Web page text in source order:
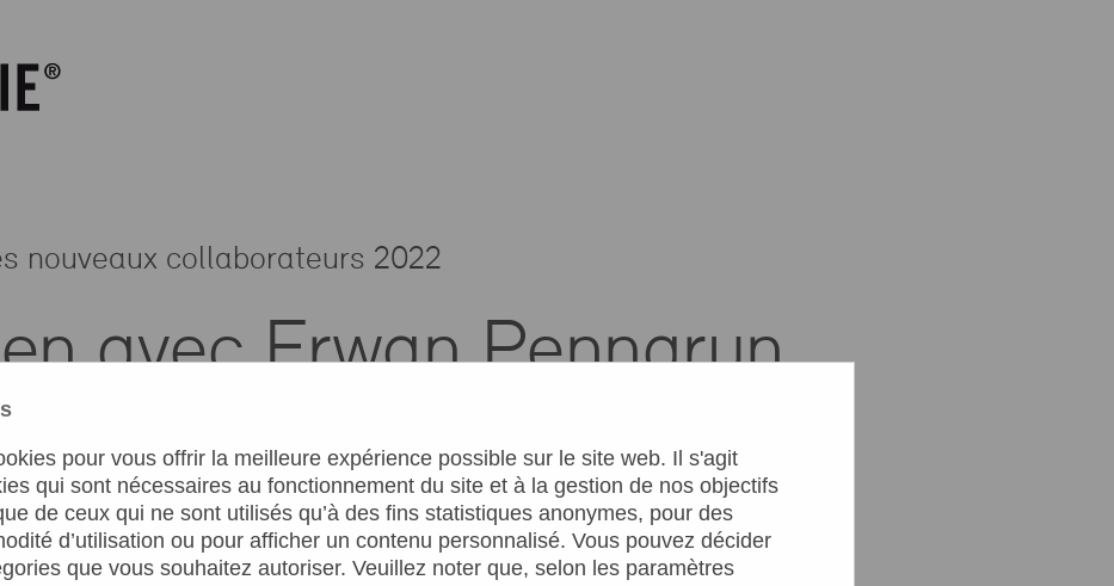
nouveaux collaborateurs 2022
avec Erwan Pennarun
pour vous offrir la meilleure expérience possible sur le site web. Il s'agit
qui sont nécessaires au fonctionnement du site et à la gestion de nos objectifs
de ceux qui ne sont utilisés qu’à des fins statistiques anonymes, pour des
d’utilisation ou pour afficher un contenu personnalisé. Vous pouvez décider
que vous souhaitez autoriser. Veuillez noter que, selon les paramètres